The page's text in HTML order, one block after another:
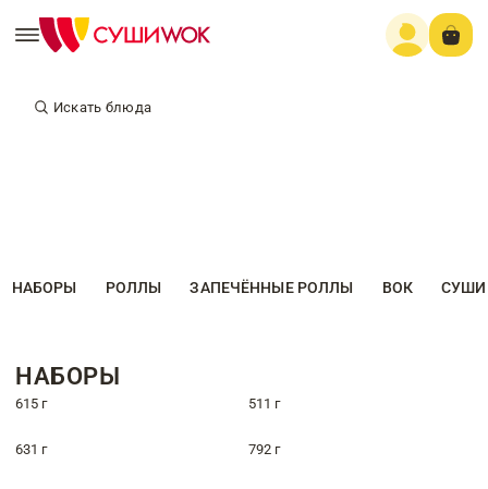
Искать блюда
НАБОРЫ РОЛЛЫ ЗАПЕЧЁННЫЕ РОЛЛЫ ВОК СУШИ
НАБОРЫ
615 г 511 г
631 г 792 г